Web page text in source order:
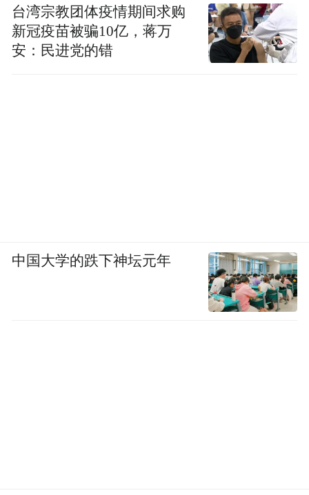
台湾宗教团体疫情期间求购
新冠疫苗被骗10亿，蒋万
安：民进党的错
中国大学的跌下神坛元年